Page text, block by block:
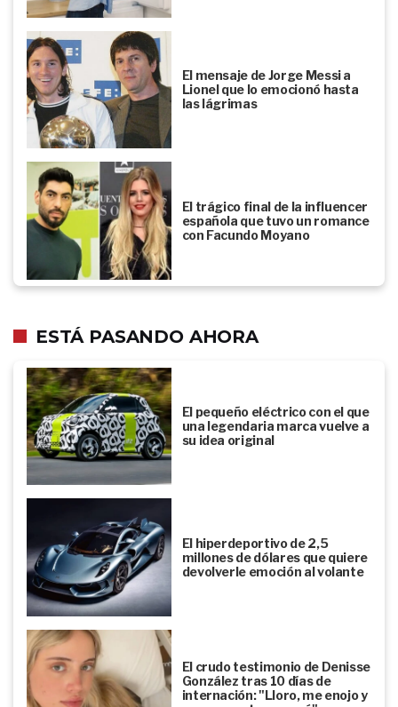
El mensaje de Jorge Messi a
Lionel que lo emocionó hasta
las lágrimas
El trágico final de la influencer
española que tuvo un romance
con Facundo Moyano
ESTÁ PASANDO AHORA
El pequeño eléctrico con el que
una legendaria marca vuelve a
su idea original
El hiperdeportivo de 2,5
millones de dólares que quiere
devolverle emoción al volante
El crudo testimonio de Denisse
González tras 10 días de
internación: "Lloro, me enojo y